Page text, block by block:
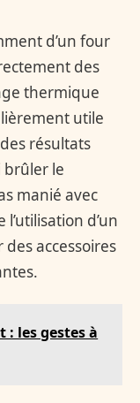
d’un four
des
thermique
utile
résultats
brûler le
manié avec
d’un
des accessoires
les gestes à